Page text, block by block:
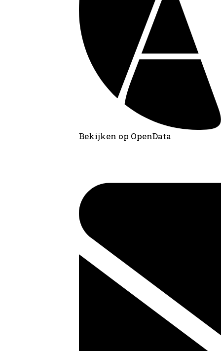
Bekijken op OpenData